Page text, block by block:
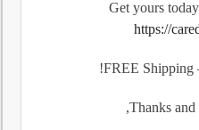
Get yours
https://
FREE
Thanks and